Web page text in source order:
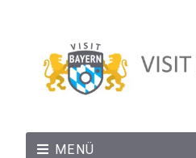
MENÜ